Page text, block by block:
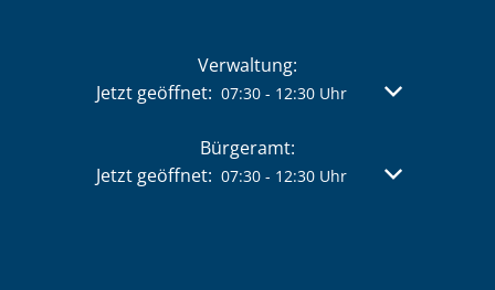
Verwaltung:
Klicken, um weitere Öffnungs- oder
Jetzt geöffnet: 07:30- 12:30Uhr Von 07:30
Bürgeramt:
Klicken, um weitere Öffnungs- oder
Jetzt geöffnet: 07:30- 12:30Uhr Von 07:30